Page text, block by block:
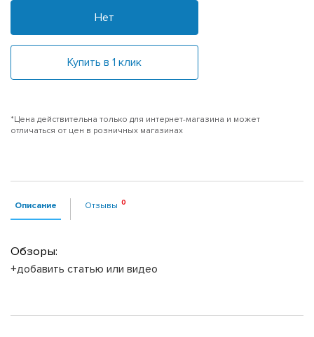
Нет
Купить в 1 клик
*Цена действительна только для интернет-магазина и может
отличаться от цен в розничных магазинах
Описание Отзывы
Обзоры:
+добавить статью или видео